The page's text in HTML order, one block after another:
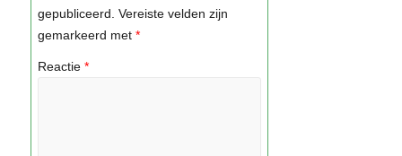
gepubliceerd. Vereiste velden zijn
gemarkeerd met *
Reactie *